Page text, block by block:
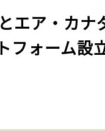
エア・カナ
フォーム設